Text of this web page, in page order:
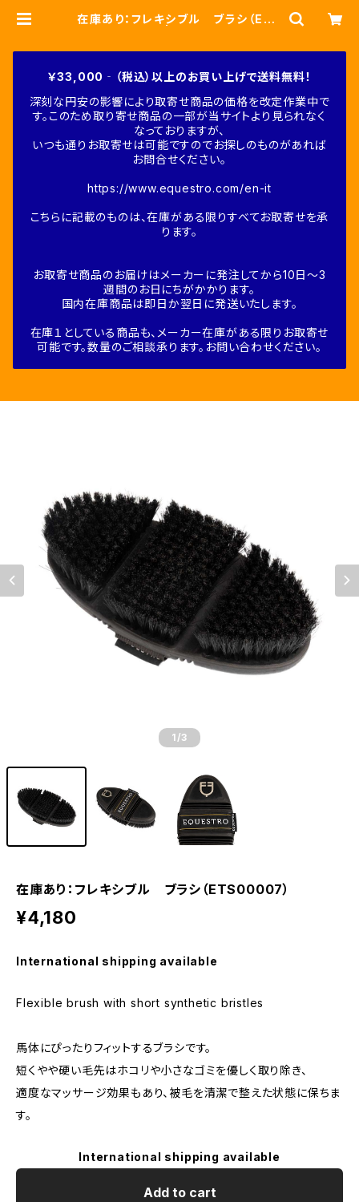
在庫あり：フレキシブル ブラシ（ETS
￥33,000‐（税込）以上のお買い上げで送料無料！
深刻な円安の影響により取寄せ商品の価格を改定作業中で
す。このため取り寄せ商品の一部が当サイトより見られなく
なっておりますが、
いつも通りお取寄せは可能ですのでお探しのものがあれば
お問合せください。
https://www.equestro.com/en-it
こちらに記載のものは、在庫がある限りすべてお取寄せを承
ります。
お取寄せ商品のお届けはメーカーに発注してから10日～3
週間のお日にちがかかります。
国内在庫商品は即日か翌日に発送いたします。
在庫１としている商品も、メーカー在庫がある限りお取寄せ
可能です。数量のご相談承ります。お問い合わせください。
1 /3
在庫あり：フレキシブル ブラシ（ETS00007）
¥4,180
International shipping available
Flexible brush with short synthetic bristles
馬体にぴったりフィットするブラシです。
短くやや硬い毛先はホコリや小さなゴミを優しく取り除き、
適度なマッサージ効果もあり、被毛を清潔で整えた状態に保ちま
す。
International shipping available
Add to cart